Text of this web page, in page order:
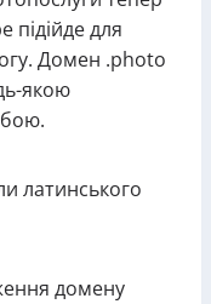
для
Домен .photo
якою
латинського
домену